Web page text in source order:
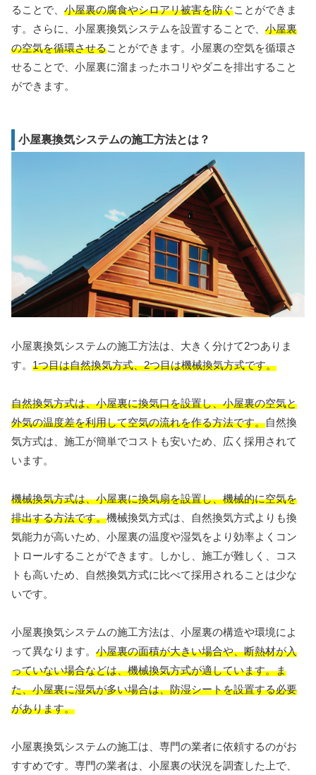
ることで、 小屋裏の腐食やシロアリ被害を防ぐことができま
す。さらに、小屋裏換気システムを設置することで、 小屋裏
の空気を循環させることができます。小屋裏の空気を循環さ
せることで、小屋裏に溜まったホコリやダニを排出すること
ができます。
小屋裏換気システムの施工方法とは？
小屋裏換気システムの施工方法は、大きく分けて2つありま
す。 1つ目は自然換気方式、2つ目は機械換気方式です。
自然換気方式は、小屋裏に換気口を設置し、小屋裏の空気と
外気の温度差を利用して空気の流れを作る方法です。自然換
気方式は、施工が簡単でコストも安いため、広く採用されて
います。
機械換気方式は、小屋裏に換気扇を設置し、機械的に空気を
排出する方法です。機械換気方式は、自然換気方式よりも換
気能力が高いため、小屋裏の温度や湿気をより効率よくコン
トロールすることができます。しかし、施工が難しく、コス
トも高いため、自然換気方式に比べて採用されることは少な
いです。
小屋裏換気システムの施工方法は、小屋裏の構造や環境によ
って異なります。 小屋裏の面積が大きい場合や、断熱材が入
っていない場合などは、機械換気方式が適しています。ま
た、小屋裏に湿気が多い場合は、防湿シートを設置する必要
があります。
小屋裏換気システムの施工は、専門の業者に依頼するのがお
すすめです。専門の業者は、小屋裏の状況を調査した上で、